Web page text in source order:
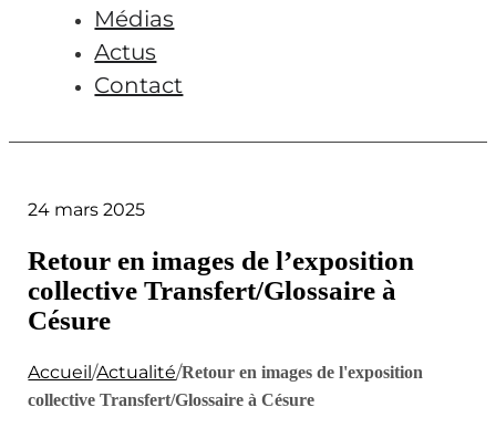
Médias
Actus
Contact
24 mars 2025
Retour en images de l’exposition
collective Transfert/Glossaire à
Césure
Accueil/Actualité/Retour en images de l'exposition
collective Transfert/Glossaire à Césure